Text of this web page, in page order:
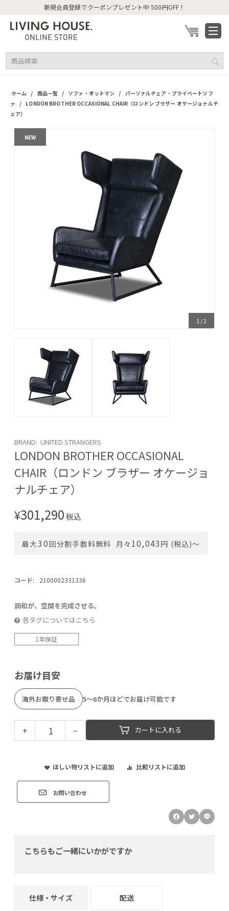
新規会員登録でクーポンプレゼント中 500円OFF！
ホーム / 商品一覧 / ソファ・オットマン / パーソナルチェア・プライベートソフ
ァ
/ LONDON BROTHER OCCASIONAL CHAIR（ロンドン ブラザー オケージョナルチ
ェア）
NEW
1 /2
BRAND: UNITED STRANGERS
LONDON BROTHER OCCASIONAL
CHAIR（ロンドン ブラザー オケージョ
ナルチェア）
¥301,290税込
最大30回分割手数料無料 月々 10,043 円 (税込)〜
コード: 2100002331336
調和が、空間を完成させる。
各タグについてはこちら
1年保証
お届け目安
海外お取り寄せ品 5～6か月ほどでお届け可能です
+ − カートに入れる
ほしい物リストに追加 比較リストに追加
お問い合わせ
こちらもご一緒にいかがですか
仕様・サイズ 配送